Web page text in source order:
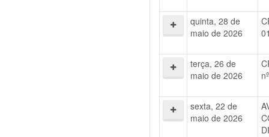
quinta, 28 de
maio de 2026
terça, 26 de
maio de 2026
sexta, 22 de
maio de 2026